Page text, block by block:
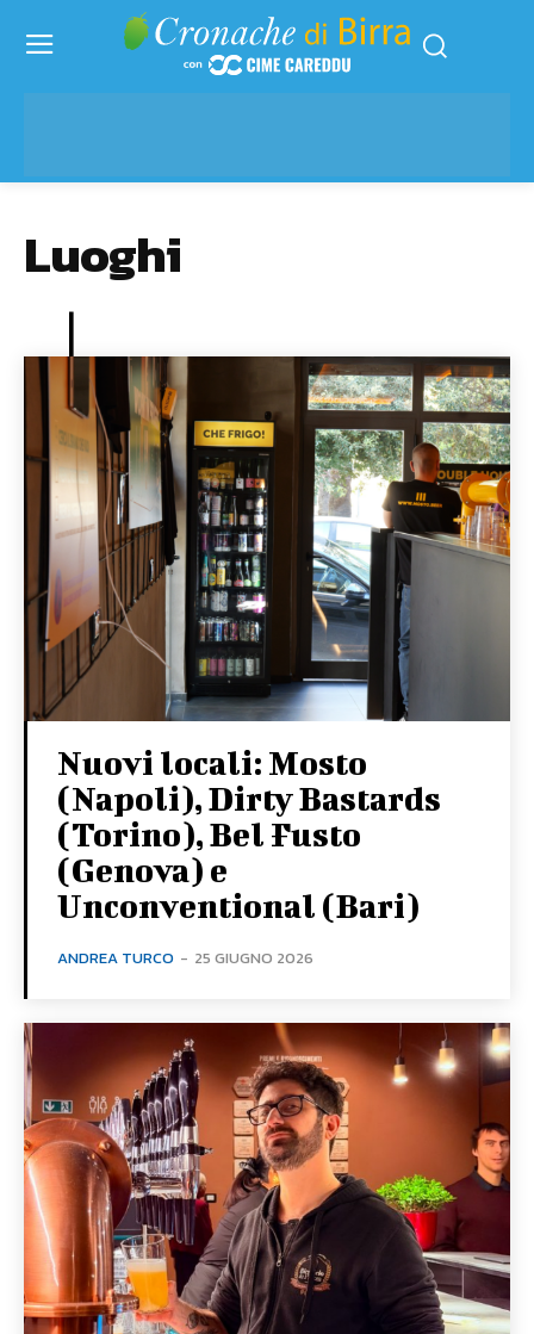
Luoghi
Nuovi locali: Mosto
(Napoli), Dirty Bastards
(Torino), Bel Fusto
(Genova) e
Unconventional (Bari)
ANDREA TURCO - 25 GIUGNO 2026